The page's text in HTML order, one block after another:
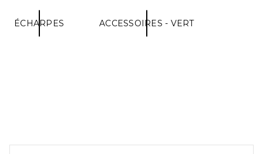
ÉCHARPES ACCESSOIRES - VERT
FOOTER